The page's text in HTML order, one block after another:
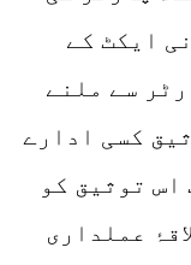
ایکٹ کے
سے ملنے
کسی ادارے
توثیق کو
عملداری